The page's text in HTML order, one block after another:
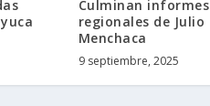
Culminan informes
regionales de Julio
Menchaca
9 septiembre, 2025